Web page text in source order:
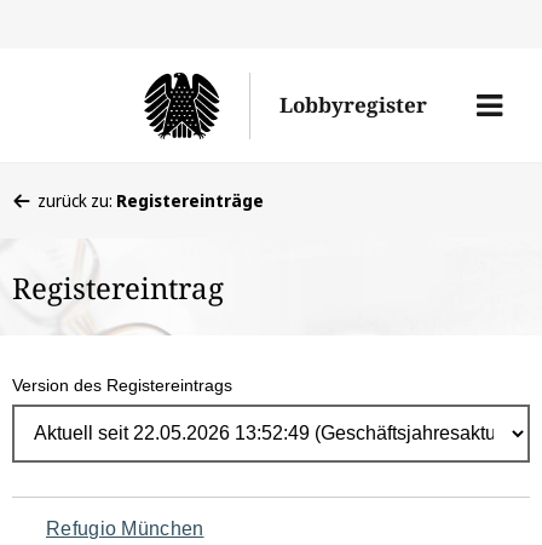
Lobbyregister
Menü
befinden
hier:
zurück zu: Registereinträge
Registereintrag
Version des Registereintrags
Navigation
Refugio München